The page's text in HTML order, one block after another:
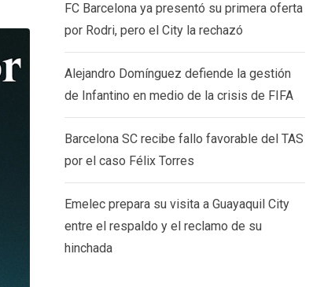
FC Barcelona ya presentó su primera oferta
por Rodri, pero el City la rechazó
Alejandro Domínguez defiende la gestión
de Infantino en medio de la crisis de FIFA
Barcelona SC recibe fallo favorable del TAS
por el caso Félix Torres
Emelec prepara su visita a Guayaquil City
entre el respaldo y el reclamo de su
hinchada